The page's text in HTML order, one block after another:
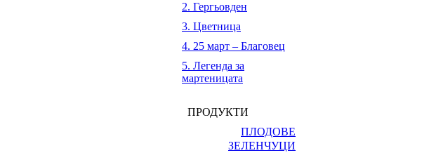
2. Гергьовден
3. Цветница
4. 25 март – Благовец
5. Легенда за
мартеницата
ПРОДУКТИ
ПЛОДОВЕ
ЗЕЛЕНЧУЦИ